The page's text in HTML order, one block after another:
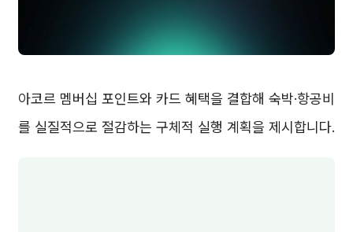
아코르 멤버십 포인트와 카드 혜택을 결합해 숙박·항공비
를 실질적으로 절감하는 구체적 실행 계획을 제시합니다.